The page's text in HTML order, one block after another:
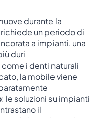
durante la
un periodo di
a impianti, una
duri
come i denti naturali
la mobile viene
: le soluzioni su impianti
il